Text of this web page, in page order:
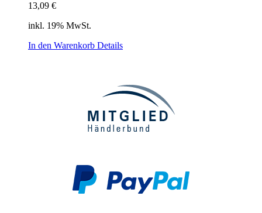
13,09 €
inkl. 19% MwSt.
In den Warenkorb Details